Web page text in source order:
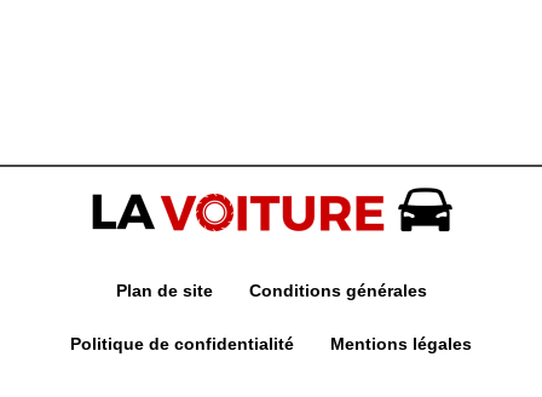
Plan de site Conditions générales
Politique de confidentialité Mentions légales